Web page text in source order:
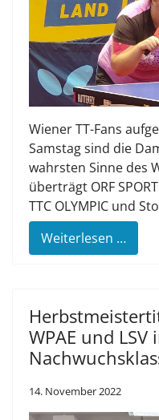
Wiener TT-Fans
Samstag sind die
wahrsten Sinne des
überträgt ORF
TTC OLYMPIC und
Weiterlesen …
WPAE und LSV
14. November 2022